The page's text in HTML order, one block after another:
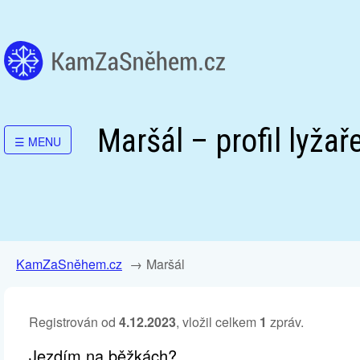
☰ MENU Maršál – profil
KamZaSněhem.cz Maršál
Registrován od 4.12.2023, vložil celkem 1 zpráv.